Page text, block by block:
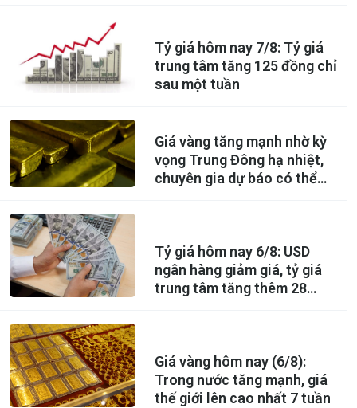
Tỷ giá hôm nay 7/8: Tỷ giá
trung tâm tăng 125 đồng chỉ
sau một tuần
Giá vàng tăng mạnh nhờ kỳ
vọng Trung Đông hạ nhiệt,
chuyên gia dự báo có thể
Tỷ giá hôm nay 6/8: USD
ngân hàng giảm giá, tỷ giá
trung tâm tăng thêm 28
Giá vàng hôm nay (6/8):
Trong nước tăng mạnh, giá
thế giới lên cao nhất 7 tuần